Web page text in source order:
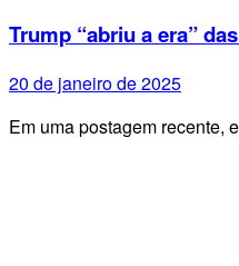
Trump “abriu a era”
20 de janeiro de 2025
Em uma postagem recente,